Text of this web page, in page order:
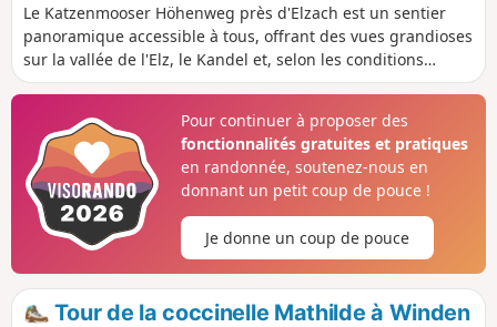
Le Katzenmooser Höhenweg près d'Elzach est un sentier
panoramique accessible à tous, offrant des vues grandioses
sur la vallée de l'Elz, le Kandel et, selon les conditions
météorologiques, le Rosskopf près de Fribourg.
Pour continuer à proposer des
fonctionnalités gratuites et pratiques
en randonnée, soutenez-nous en
donnant un petit coup de pouce !
Je donne un coup de pouce
Tour de la coccinelle Mathilde à Winden